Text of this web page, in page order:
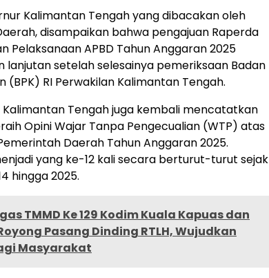
Kalimantan Tengah yang dibacakan oleh
disampaikan bahwa pengajuan Raperda
Pelaksanaan APBD Tahun Anggaran 2025
setelah selesainya pemeriksaan Badan
(BPK) RI Perwakilan Kalimantan Tengah.
Kalimantan Tengah juga kembali mencatatkan
Opini Wajar Tanpa Pengecualian (WTP) atas
Daerah Tahun Anggaran 2025.
yang ke-12 kali secara berturut-turut sejak
hingga 2025.
TMMD Ke 129 Kodim Kuala Kapuas dan
Pasang Dinding RTLH, Wujudkan
Masyarakat